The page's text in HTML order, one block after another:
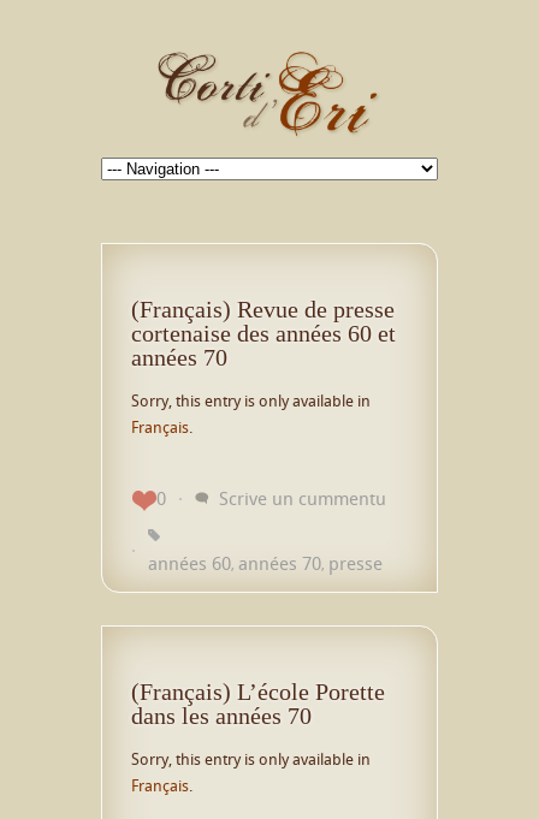
(Français) Revue de presse
cortenaise des années 60 et
années 70
Sorry, this entry is only available in
Français
0 Scrive un cummentu
années 60, années 70, presse
(Français) L’école Porette
dans les années 70
Sorry, this entry is only available in
Français